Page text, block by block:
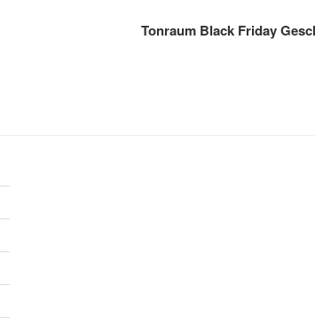
Tonraum Black Friday